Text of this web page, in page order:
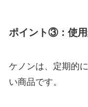
ポイント③：使
ケノンは、定期的
い商品です。